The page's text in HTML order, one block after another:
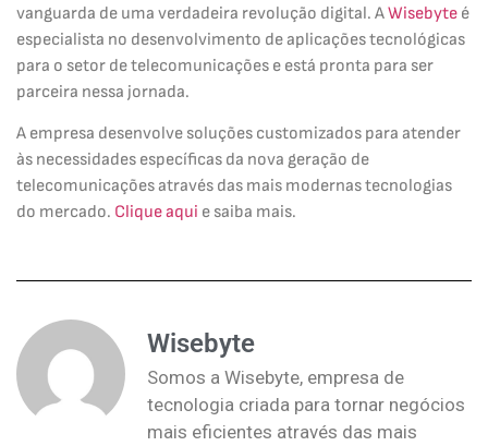
vanguarda de uma verdadeira revolução digital. AWisebyte é
especialista no desenvolvimento de aplicações tecnológicas
para o setor de telecomunicações e está pronta para ser
parceira nessa jornada.
A empresa desenvolve soluções customizados para atender
às necessidades específicas da nova geração de
telecomunicações através das mais modernas tecnologias
do mercado. Clique aqui e saiba mais.
Wisebyte
Somos a Wisebyte, empresa de
tecnologia criada para tornar negócios
mais eficientes através das mais